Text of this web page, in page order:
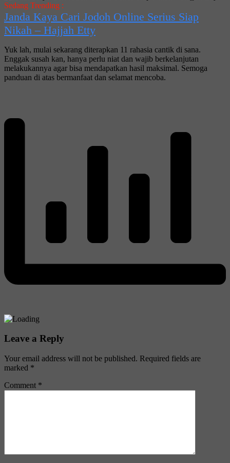
Sedang Trending :
Janda Kaya Cari Jodoh Online Serius Siap
Nikah – Hajjah Etty
Yuk lah, mulai sekarang diterapkan 11 rahasia cantik di sana.
Enggak susah kan, hanya perlu niat dan wajib berkelanjutan
melakukannya agar bisa mendapatkan hasil maksimal. Semoga
panduan di atas bermanfaat dan selamat mencoba.
Leave a Reply
Your email address will not be published. Required fields are
marked *
Comment *